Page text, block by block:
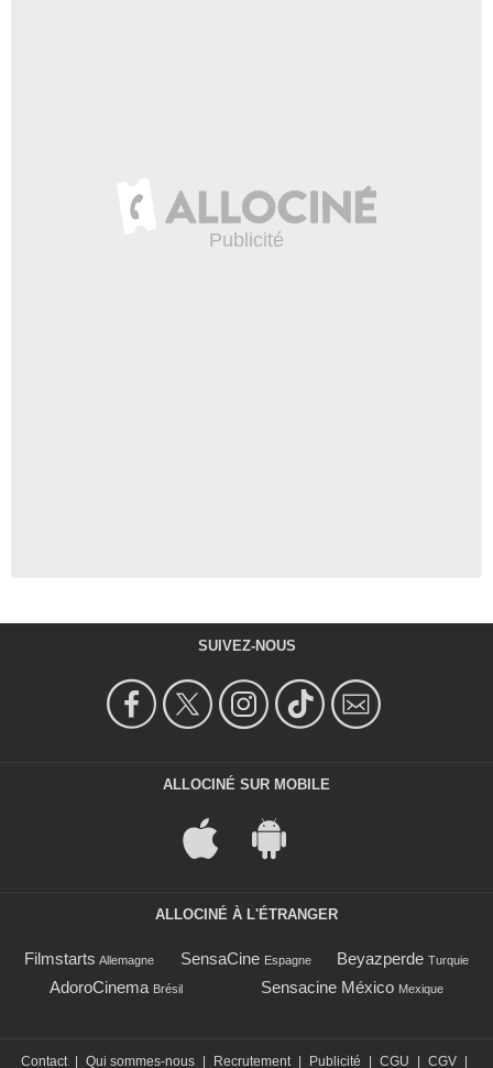
SUIVEZ-NOUS
ALLOCINÉ SUR MOBILE
ALLOCINÉ À L'ÉTRANGER
Filmstarts Allemagne SensaCine Espagne Beyazperde Turquie
AdoroCinema Brésil Sensacine México Mexique
Contact Qui sommes-nous Recrutement Publicité CGU CGV